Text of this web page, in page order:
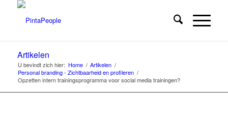
Artikelen
U bevindt zich hier: Home / Artikelen /
Personal branding - Zichtbaarheid en profileren /
Opzetten intern trainingsprogramma voor social media trainingen?